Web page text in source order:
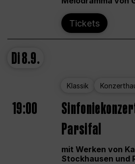
Tickets
Di8.9.
Klassik
19:00
Parsifal
mit Werken von
Stockhausen und